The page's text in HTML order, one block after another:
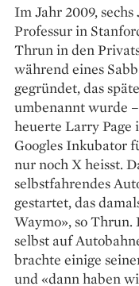
Im Jahr 2009,
Professur in
Thrun in den
während eines
gegründet, das
umbenannt wurde
heuerte Larry Page
Googles Inkubator
nur noch X heisst.
selbstfahrendes
gestartet, das
Waymo», so Thrun.
selbst auf
brachte einige
und «dann ­haben